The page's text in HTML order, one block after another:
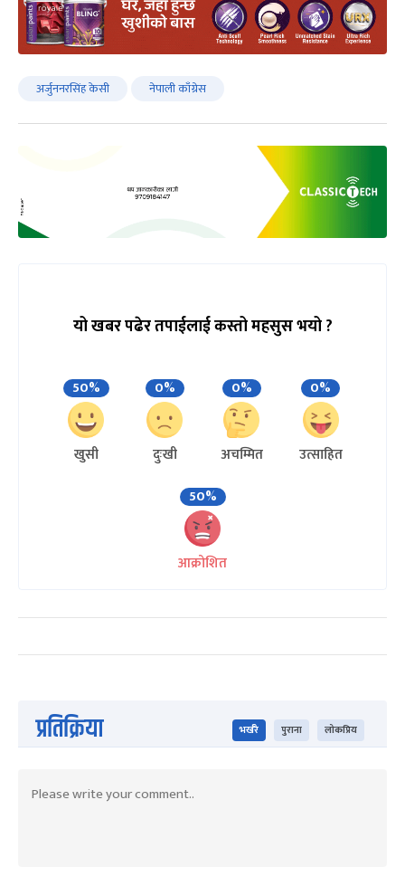
अर्जुननरसिंह केसी नेपाली काँग्रेस
यो खबर पढेर तपाईलाई कस्तो महसुस भयो ?
50%
खुसी
0%
दुःखी
0%
अचम्मित
0%
उत्साहित
50%
आक्रोशित
प्रतिक्रिया भर्खरै पुराना लोकप्रिय